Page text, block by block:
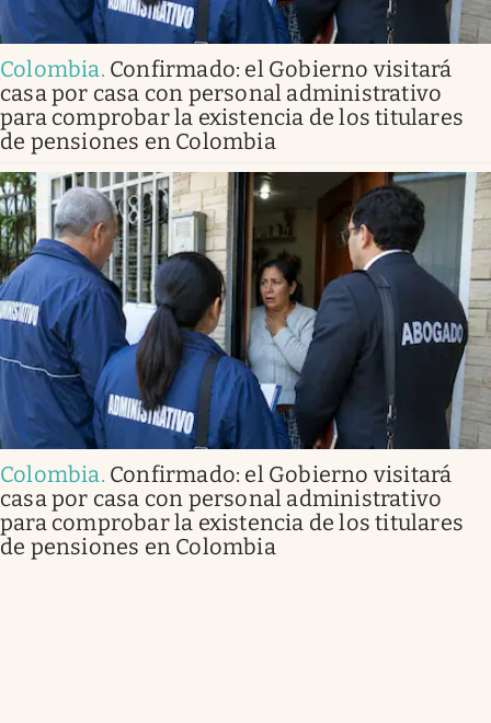
Colombia. Confirmado: el Gobierno visitará
casa por casa con personal administrativo
para comprobar la existencia de los titulares
de pensiones en Colombia
Colombia. Confirmado: el Gobierno visitará
casa por casa con personal administrativo
para comprobar la existencia de los titulares
de pensiones en Colombia